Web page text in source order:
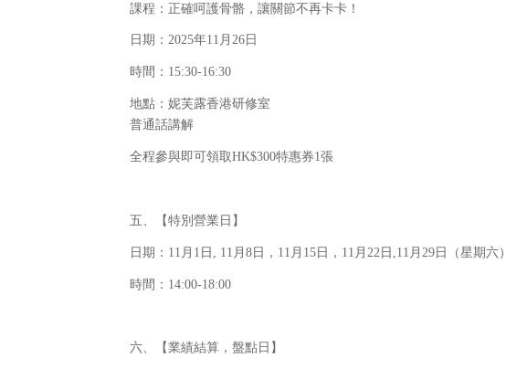
課程：正確呵護骨骼，讓關節不再卡卡！
日期：2025年11月26日
時間：15:30-16:30
地點：妮芙露香港研修室
普通話講解
全程參與即可領取HK$300特惠券1張
五、【特別營業日】
日期：11月1日, 11月8日，11月15日，11月22日,11月29日（星期六）
時間：14:00-18:00
六、【業績結算，盤點日】